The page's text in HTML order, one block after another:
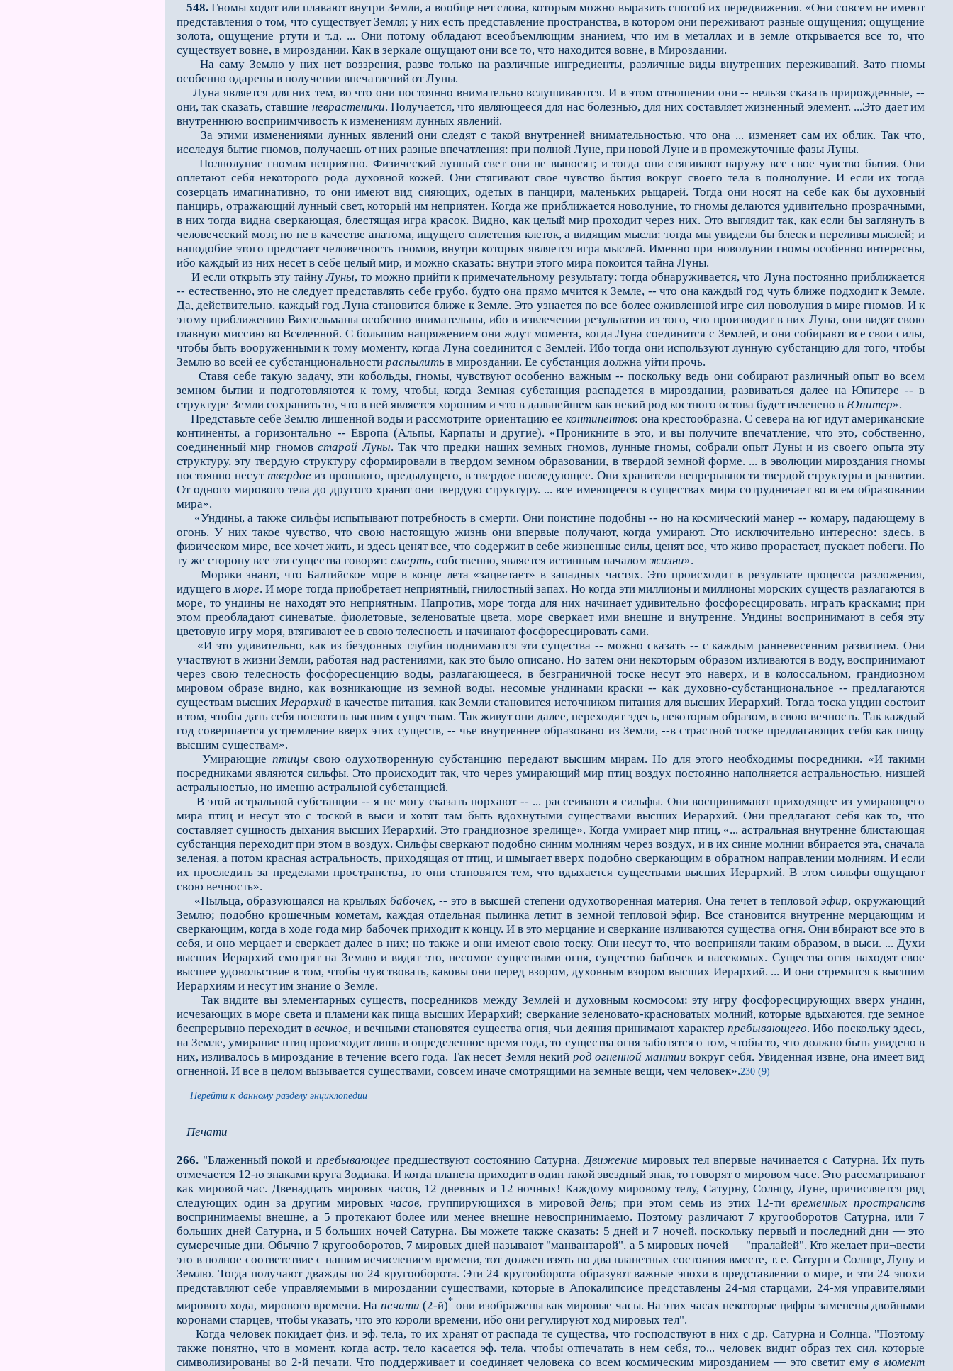
548. Гномы ходят или плавают внутри Земли, а вообще нет слова, которым можно выразить способ их передвижения. «Они совсем не имеют
представления о том, что существует Земля; у них есть представление пространства, в котором они переживают разные ощущения; ощущение
золота, ощущение ртути и т.д. ... Они потому обладают всеобъемлющим знанием, что им в металлах и в земле открывается все то, что
существует вовне, в мироздании. Как в зеркале ощущают они все то, что находится вовне, в Мироздании.
На саму Землю у них нет воззрения, разве только на различные ингредиенты, различные виды внутренних переживаний. Зато гномы
особенно одарены в получении впечатлений от Луны.
Луна является для них тем, во что они постоянно внимательно вслушиваются. И в этом отношении они -- нельзя сказать прирожденные, --
они, так сказать, ставшие неврастеники. Получается, что являющееся для нас болезнью, для них составляет жизненный элемент. ...Это дает им
внутреннюю восприимчивость к изменениям лунных явлений.
За этими изменениями лунных явлений они следят с такой внутренней внимательностью, что она ... изменяет сам их облик. Так что,
исследуя бытие гномов, получаешь от них разные впечатления: при полной Луне, при новой Луне и в промежуточные фазы Луны.
Полнолуние гномам неприятно. Физический лунный свет они не выносят; и тогда они стягивают наружу все свое чувство бытия. Они
оплетают себя некоторого рода духовной кожей. Они стягивают свое чувство бытия вокруг своего тела в полнолуние. И если их тогда
созерцать имагинативно, то они имеют вид сияющих, одетых в панцири, маленьких рыцарей. Тогда они носят на себе как бы духовный
панцирь, отражающий лунный свет, который им неприятен. Когда же приближается новолуние, то гномы делаются удивительно прозрачными,
в них тогда видна сверкающая, блестящая игра красок. Видно, как целый мир проходит через них. Это выглядит так, как если бы заглянуть в
человеческий мозг, но не в качестве анатома, ищущего сплетения клеток, а видящим мысли: тогда мы увидели бы блеск и переливы мыслей; и
наподобие этого предстает человечность гномов, внутри которых является игра мыслей. Именно при новолунии гномы особенно интересны,
ибо каждый из них несет в себе целый мир, и можно сказать: внутри этого мира покоится тайна Луны.
И если открыть эту тайнуЛуны, то можно прийти к примечательному результату: тогда обнаруживается, что Луна постоянно приближается
-- естественно, это не следует представлять себе грубо, будто она прямо мчится к Земле, -- что она каждый год чуть ближе подходит к Земле.
Да, действительно, каждый год Луна становится ближе к Земле. Это узнается по все более оживленной игре сил новолуния в мире гномов. И к
этому приближению Вихтельманы особенно внимательны, ибо в извлечении результатов из того, что производит в них Луна, они видят свою
главную миссию во Вселенной. С большим напряжением они ждут момента, когда Луна соединится с Землей, и они собирают все свои силы,
чтобы быть вооруженными к тому моменту, когда Луна соединится с Землей. Ибо тогда они используют лунную субстанцию для того, чтобы
Землю во всей ее субстанциональности распылить в мироздании. Ее субстанция должна уйти прочь.
Ставя себе такую задачу, эти кобольды, гномы, чувствуют особенно важным -- поскольку ведь они собирают различный опыт во всем
земном бытии и подготовляются к тому, чтобы, когда Земная субстанция распадется в мироздании, развиваться далее на Юпитере -- в
структуре Земли сохранить то, что в ней является хорошим и что в дальнейшем как некий род костного остова будет вчленено в Юпитер».
Представьте себе Землю лишенной воды и рассмотрите ориентацию ее континентов: она крестообразна. С севера на юг идут американские
континенты, а горизонтально -- Европа (Альпы, Карпаты и другие). «Проникните в это, и вы получите впечатление, что это, собственно,
соединенный мир гномовстарой Луны. Так что предки наших земных гномов, лунные гномы, собрали опыт Луны и из своего опыта эту
структуру, эту твердую структуру сформировали в твердом земном образовании, в твердой земной форме. ... в эволюции мироздания гномы
постоянно несут твердое из прошлого, предыдущего, в твердое последующее. Они хранители непрерывности твердой структуры в развитии.
От одного мирового тела до другого хранят они твердую структуру. ... все имеющееся в существах мира сотрудничает во всем образовании
мира».
«Ундины, а также сильфы испытывают потребность в смерти. Они поистине подобны -- но на космический манер -- комару, падающему в
огонь. У них такое чувство, что свою настоящую жизнь они впервые получают, когда умирают. Это исключительно интересно: здесь, в
физическом мире, все хочет жить, и здесь ценят все, что содержит в себе жизненные силы, ценят все, что живо прорастает, пускает побеги. По
ту же сторону все эти существа говорят: смерть, собственно, является истинным началом жизни».
Моряки знают, что Балтийское море в конце лета «зацветает» в западных частях. Это происходит в результате процесса разложения,
идущего вморе. И море тогда приобретает неприятный, гнилостный запах. Но когда эти миллионы и миллионы морских существ разлагаются в
море, то ундины не находят это неприятным. Напротив, море тогда для них начинает удивительно фосфоресцировать, играть красками; при
этом преобладают синеватые, фиолетовые, зеленоватые цвета, море сверкает ими внешне и внутренне. Ундины воспринимают в себя эту
цветовую игру моря, втягивают ее в свою телесность и начинают фосфоресцировать сами.
«И это удивительно, как из бездонных глубин поднимаются эти существа -- можно сказать -- с каждым ранневесенним развитием. Они
участвуют в жизни Земли, работая над растениями, как это было описано. Но затем они некоторым образом изливаются в воду, воспринимают
через свою телесность фосфоресценцию воды, разлагающееся, в безграничной тоске несут это наверх, и в колоссальном, грандиозном
мировом образе видно, как возникающие из земной воды, несомые ундинами краски -- как духовно-субстанциональное -- предлагаются
существам высшихИерархий в качестве питания, как Земли становится источником питания для высших Иерархий. Тогда тоска ундин состоит
в том, чтобы дать себя поглотить высшим существам. Так живут они далее, переходят здесь, некоторым образом, в свою вечность. Так каждый
год совершается устремление вверх этих существ, -- чье внутреннее образовано из Земли, --в страстной тоске предлагающих себя как пищу
высшим существам».
Умирающие птицы свою одухотворенную субстанцию передают высшим мирам. Но для этого необходимы посредники. «И такими
посредниками являются сильфы. Это происходит так, что через умирающий мир птиц воздух постоянно наполняется астральностью, низшей
астральностью, но именно астральной субстанцией.
В этой астральной субстанции -- я не могу сказать порхают -- ... рассеиваются сильфы. Они воспринимают приходящее из умирающего
мира птиц и несут это с тоской в выси и хотят там быть вдохнутыми существами высших Иерархий. Они предлагают себя как то, что
составляет сущность дыхания высших Иерархий. Это грандиозное зрелище». Когда умирает мир птиц, «... астральная внутренне блистающая
субстанция переходит при этом в воздух. Сильфы сверкают подобно синим молниям через воздух, и в их синие молнии вбирается эта, сначала
зеленая, а потом красная астральность, приходящая от птиц, и шмыгает вверх подобно сверкающим в обратном направлении молниям. И если
их проследить за пределами пространства, то они становятся тем, что вдыхается существами высших Иерархий. В этом сильфы ощущают
свою вечность».
«Пыльца, образующаяся на крыльях бабочек, -- это в высшей степени одухотворенная материя. Она течет в тепловой эфир, окружающий
Землю; подобно крошечным кометам, каждая отдельная пылинка летит в земной тепловой эфир. Все становится внутренне мерцающим и
сверкающим, когда в ходе года мир бабочек приходит к концу. И в это мерцание и сверкание изливаются существа огня. Они вбирают все это в
себя, и оно мерцает и сверкает далее в них; но также и они имеют свою тоску. Они несут то, что восприняли таким образом, в выси. ... Духи
высших Иерархий смотрят на Землю и видят это, несомое существами огня, существо бабочек и насекомых. Существа огня находят свое
высшее удовольствие в том, чтобы чувствовать, каковы они перед взором, духовным взором высших Иерархий. ... И они стремятся к высшим
Иерархиям и несут им знание о Земле.
Так видите вы элементарных существ, посредников между Землей и духовным космосом: эту игру фосфоресцирующих вверх ундин,
исчезающих в море света и пламени как пища высших Иерархий; сверкание зеленовато-красноватых молний, которые вдыхаются, где земное
беспрерывно переходит ввечное, и вечными становятся существа огня, чьи деяния принимают характер пребывающего. Ибо поскольку здесь,
на Земле, умирание птиц происходит лишь в определенное время года, то существа огня заботятся о том, чтобы то, что должно быть увидено в
них, изливалось в мироздание в течение всего года. Так несет Земля некий род огненной мантии вокруг себя. Увиденная извне, она имеет вид
огненной. И все в целом вызывается существами, совсем иначе смотрящими на земные вещи, чем человек».230 (9)
Перейти к данному разделу энциклопедии
Печати
266. "Блаженный покой и пребывающее предшествуют состоянию Сатурна.Движение мировых тел впервые начинается с Сатурна. Их путь
отмечается 12-ю знаками круга Зодиака. И когда планета приходит в один такой звездный знак, то говорят о мировом часе. Это рассматривают
как мировой час. Двенадцать мировых часов, 12 дневных и 12 ночных! Каждому мировому телу, Сатурну, Солнцу, Луне, причисляется ряд
следующих один за другим мировыхчасов, группирующихся в мировойдень; при этом семь из этих 12-тивременных пространств
воспринимаемы внешне, а 5 протекают более или менее внешне невоспринимаемо. Поэтому различают 7 кругооборотов Сатурна, или 7
больших дней Сатурна, и 5 больших ночей Сатурна. Вы можете также сказать: 5 дней и 7 ночей, поскольку первый и последний дни — это
сумеречные дни. Обычно 7 кругооборотов, 7 мировых дней называют "манвантарой", а 5 мировых ночей — "пралайей". Кто желает при¬вести
это в полное соответствие с нашим исчислением времени, тот должен взять по два планетных состояния вместе, т. е. Сатурн и Солнце, Луну и
Землю. Тогда получают дважды по 24 кругооборота. Эти 24 кругооборота образуют важные эпохи в представлении о мире, и эти 24 эпохи
представляют себе управляемыми в мироздании существами, которые в Апокалипсисе представлены 24-мя старцами, 24-мя управителями
мирового хода, мирового времени. На печати (2-й)* они изображены как мировые часы. На этих часах некоторые цифры заменены двойными
коронами старцев, чтобы указать, что это короли времени, ибо они регулируют ход мировых тел".
Когда человек покидает физ. и эф. тела, то их хранят от распада те существа, что господствуют в них с др. Сатурна и Солнца. "Поэтому
также понятно, что в момент, когда астр. тело касается эф. тела, чтобы отпечатать в нем себя, то... человек видит образ тех сил, которые
символизированы во 2-й печати. Что поддерживает и соединяет человека со всем космическим мирозданием — это светит емув момент